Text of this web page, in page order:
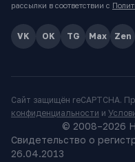
рассылки в соответствии с
VK OK TG Max Zen
Сайт защищён reCAPTCHA.
конфиденциальности и
© 2008–2026
Свидетельство о
26.04.2013